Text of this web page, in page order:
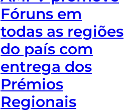
Fóruns em
todas as regiões
do país com
entrega dos
Prémios
Regionais